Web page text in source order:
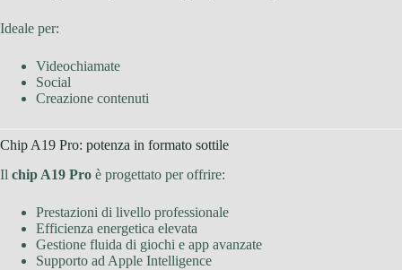
Ideale per:
Videochiamate
Social
Creazione contenuti
Chip A19 Pro: potenza in formato sottile
Il chip A19 Pro è progettato per offrire:
Prestazioni di livello professionale
Efficienza energetica elevata
Gestione fluida di giochi e app avanzate
Supporto ad Apple Intelligence